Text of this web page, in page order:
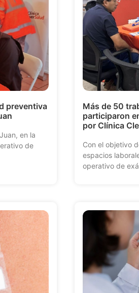
preventiva
en la
de
Más de 50
participaron
por Clínica
Con el objetivo
espacios
operativo de